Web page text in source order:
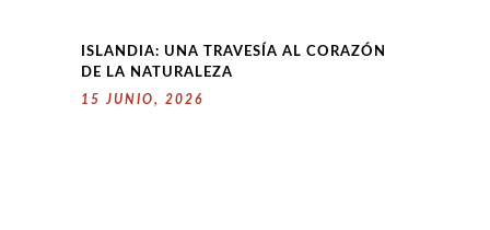
ISLANDIA: UNA TRAVESÍA AL CORAZÓN
DE LA NATURALEZA
15 JUNIO, 2026